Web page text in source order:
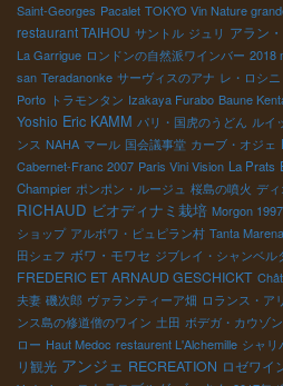
Saint-Georges Pacalet TOKYO Vin Nature
restaurant TAIHOU サントル ジュリ アラン
La Garrigue ロンドンの自然派ワインバー 2018
san Teradanonke サーヴィスのアナ レ・ロシニ
Porto トラモンタン Izakaya Furabo Baune
Yoshio Eric KAMM パリ・国虎のうどん ルイ
ンス NAHA マール 国会議事堂 カーブ・オジェ
Cabernet-Franc 2007 Paris Vini Vision La Prats
Champier ポンポン・ルージュ 桜島の噴火 デ
RICHAUD ビオディナミ栽培 Morgon 1997
ショップ アルボワ・ピュピラン村 Tanta Marena
田シェフ ボワ・モワセ ジブレイ・シャンベル
FREDERIC ET ARNAUD GESCHICKT
夫妻 磯次郎 ヴァランティーア畑 ロランス・ア
ンス島の修道僧のワイン 土田 ボデガ・カウゾ
ロー Haut Medoc restaurent L'Alchemille シャリ
リ観光 アンジェ RECREATION ロゼワイ